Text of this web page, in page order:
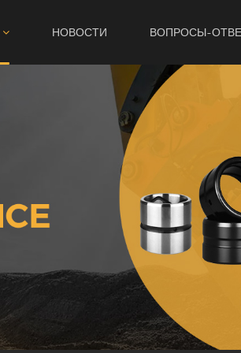
НОВОСТИ ВОПРОСЫ-